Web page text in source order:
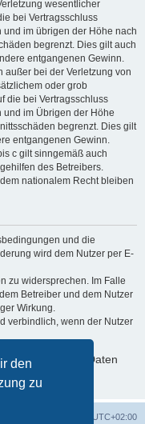
den
zu
wesentlicher
bei Vertragsschluss
im übrigen der Höhe nach
begrenzt. Dies gilt auch
entgangenen Gewinn.
außer bei der Verletzung von
oder grob
die bei Vertragsschluss
im Übrigen der Höhe
begrenzt. Dies gilt
entgangenen Gewinn.
c gilt sinngemäß auch
des Betreibers.
nationalem Recht bleiben
und die
wird dem Nutzer per E-
zu widersprechen. Im Falle
Betreiber und dem Nutzer
Wirkung.
verbindlich, wenn der Nutzer
persönlichen Daten
UTC+02:00